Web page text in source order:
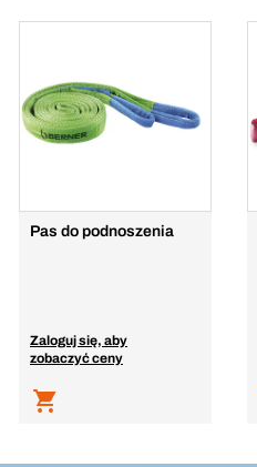
Pas do podnoszenia
Zaloguj się, aby
zobaczyć ceny